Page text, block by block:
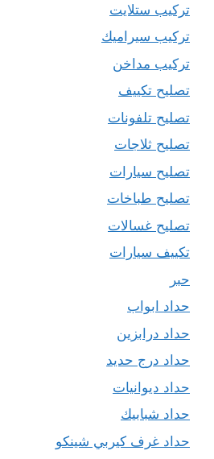
تركيب ستلايت
تركيب سيراميك
تركيب مداخن
تصليح تكييف
تصليح تلفونات
تصليح ثلاجات
تصليح سيارات
تصليح طباخات
تصليح غسالات
تكييف سيارات
حبر
حداد ابواب
حداد درابزين
حداد درج حديد
حداد ديوانيات
حداد شبابيك
حداد غرف كيربي شينكو